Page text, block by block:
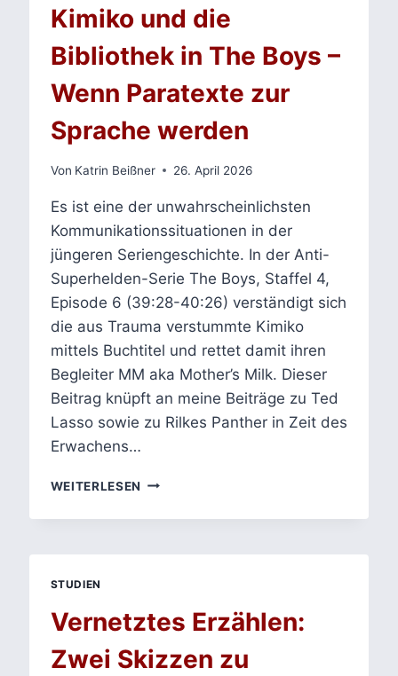
Kimiko und die
Bibliothek in The Boys –
Wenn Paratexte zur
Sprache werden
Von Katrin Beißner 26. April 2026
Es ist eine der unwahrscheinlichsten
Kommunikationssituationen in der
jüngeren Seriengeschichte. In der Anti-
Superhelden-Serie The Boys, Staffel 4,
Episode 6 (39:28-40:26) verständigt sich
die aus Trauma verstummte Kimiko
mittels Buchtitel und rettet damit ihren
Begleiter MM aka Mother’s Milk. Dieser
Beitrag knüpft an meine Beiträge zu Ted
Lasso sowie zu Rilkes Panther in Zeit des
Erwachens…
WEITERLESEN KIMIKO
DIE
WENN
PARATEXTE
ZUR
STUDIEN
Vernetztes Erzählen:
Zwei Skizzen zu